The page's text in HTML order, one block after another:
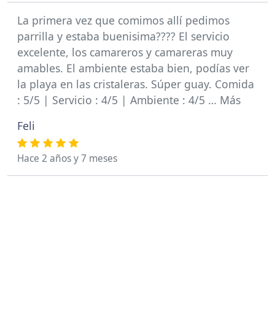
La primera vez que comimos allí pedimos
parrilla y estaba buenisima???? El servicio
excelente, los camareros y camareras muy
amables. El ambiente estaba bien, podías ver
la playa en las cristaleras. Súper guay. Comida
: 5/5 | Servicio : 4/5 | Ambiente : 4/5 … Más
Feli
Hace 2 años y 7 meses